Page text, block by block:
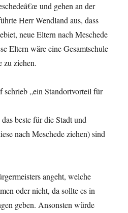
und gehen an der
Herr Wendland aus, dass
neue Eltern nach Meschede
Eltern wäre eine Gesamtschule
zu ziehen.
schrieb „ein Standortvorteil für
beste für die Stadt und
nach Meschede ziehen) sind
angeht, welche
oder nicht, da sollte es in
geben. Ansonsten würde